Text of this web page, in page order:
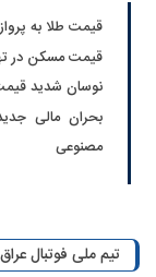
قیمت طلا به پرواز
قیمت مسکن در
نوسان شدید قیمت خودرو؛ تارا ۳۰
بحران مالی
مصنوعی
تیم ملی فوتبال عراق